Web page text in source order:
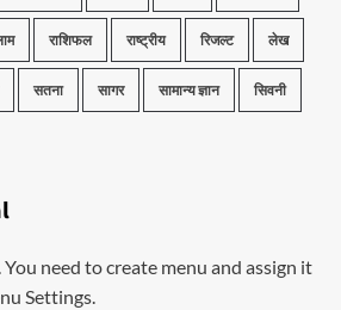
राशिफल राष्ट्रीय रिजल्ट लेख
सतना सागर सामान्य ज्ञान सिवनी
need to create menu and assign it
Settings.